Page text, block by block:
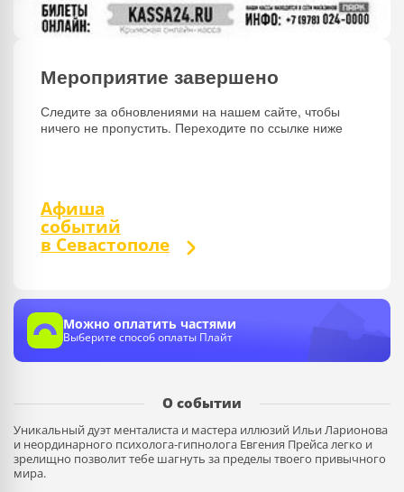
Мероприятие завершено
Следите за обновлениями на нашем сайте, чтобы
ничего не пропустить. Переходите по ссылке ниже
Афиша
событий
в Севастополе
Можно оплатить частями
Выберите способ оплаты Плайт
О событии
Уникальный дуэт менталиста и мастера иллюзий Ильи Ларионова
и неординарного психолога-гипнолога Евгения Прейса легко и
зрелищно позволит тебе шагнуть за пределы твоего привычного
мира.